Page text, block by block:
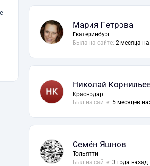
Мария Петрова
Екатеринбург
Была на сайте: 2 месяца
Николай
Краснодар
Был на сайте: 5 месяцев
Семён Яшнов
Тольятти
Был на сайте: 3 года назад